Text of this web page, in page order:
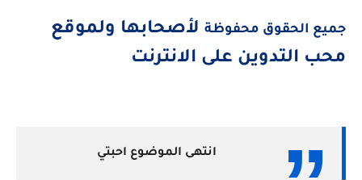
جميع الحقوق محفوظة لأصحابها ولموقع
محب التدوين على الانترنت
انتهى الموضوع احبتي